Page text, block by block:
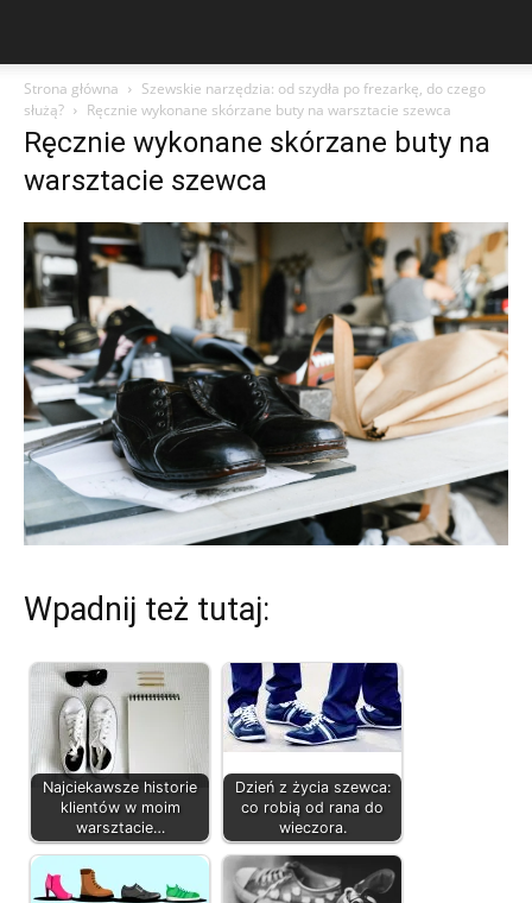
Strona główna
Szewskie narzędzia: od szydła po frezarkę, do czego
służą?
Ręcznie wykonane skórzane buty na warsztacie szewca
Ręcznie wykonane skórzane buty na
warsztacie szewca
Wpadnij też tutaj:
Najciekawsze historie
klientów w moim
warsztacie…
Dzień z życia szewca:
co robią od rana do
wieczora.